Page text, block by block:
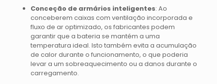
Conceção de armários inteligentes: Ao
conceberem caixas com ventilação incorporada e
fluxo de ar optimizado, os fabricantes podem
garantir que a bateria se mantém a uma
temperatura ideal. Isto também evita a acumulação
de calor durante o funcionamento, o que poderia
levar a um sobreaquecimento ou a danos durante o
carregamento.